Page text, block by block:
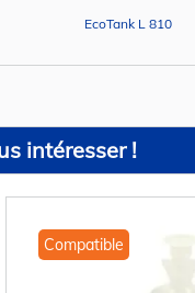
EcoTank L 810
intéresser !
Compatible